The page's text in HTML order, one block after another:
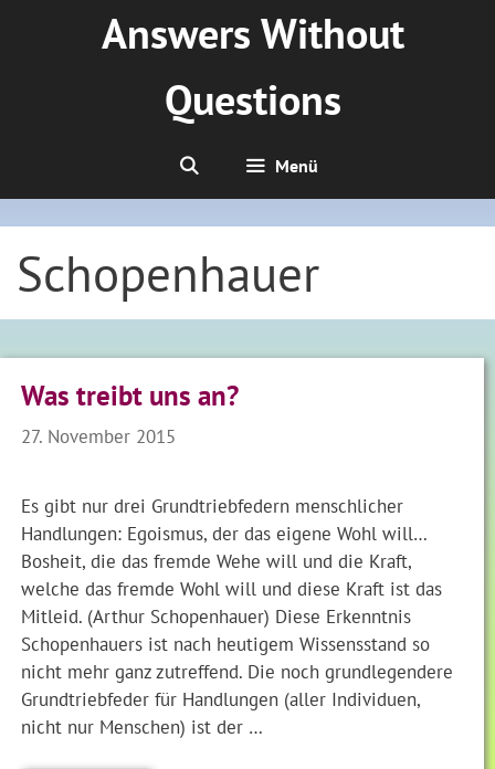
Answers Without
Questions
Menü
Schopenhauer
Was treibt uns an?
27. November 2015
Es gibt nur drei Grundtriebfedern menschlicher
Handlungen: Egoismus, der das eigene Wohl will…
Bosheit, die das fremde Wehe will und die Kraft,
welche das fremde Wohl will und diese Kraft ist das
Mitleid. (Arthur Schopenhauer) Diese Erkenntnis
Schopenhauers ist nach heutigem Wissensstand so
nicht mehr ganz zutreffend. Die noch grundlegendere
Grundtriebfeder für Handlungen (aller Individuen,
nicht nur Menschen) ist der …